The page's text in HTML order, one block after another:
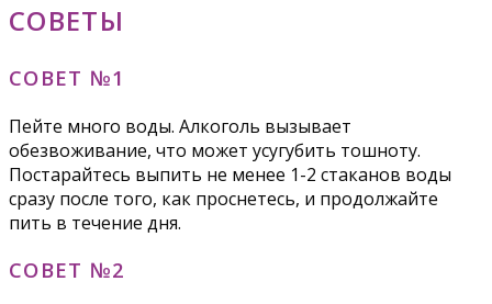
СОВЕТЫ
СОВЕТ №1
Пейте много воды. Алкоголь вызывает
обезвоживание, что может усугубить тошноту.
Постарайтесь выпить не менее 1-2 стаканов воды
сразу после того, как проснетесь, и продолжайте
пить в течение дня.
СОВЕТ №2